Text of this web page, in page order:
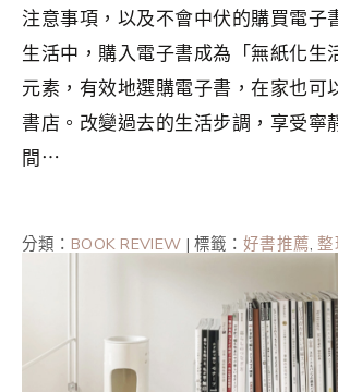
注意事項，以及不會中伏的購買電子
生活中，購入電子書成為「無紙化生
元素，有效地選購電子書，在家也可
書店。改變過去的生活步調，享受寧
間⋯
分類： BOOK REVIEW |標籤：好書推薦,整
電子書閱讀器